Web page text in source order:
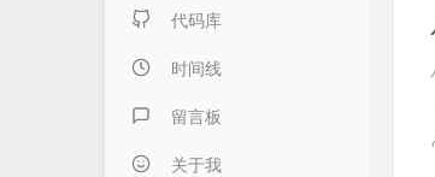
日记本子
懒得分类
内页链接 & 友链申请
FANTASY博客
伍言Blog
Albert's Blog
代码库
时间线
留言板
关于我